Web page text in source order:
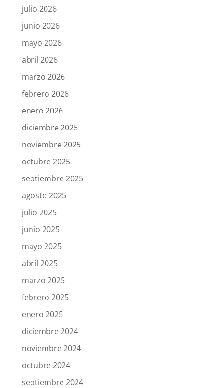
julio 2026
junio 2026
mayo 2026
abril 2026
marzo 2026
febrero 2026
enero 2026
diciembre 2025
noviembre 2025
octubre 2025
septiembre 2025
agosto 2025
julio 2025
junio 2025
mayo 2025
abril 2025
marzo 2025
febrero 2025
enero 2025
diciembre 2024
noviembre 2024
octubre 2024
septiembre 2024